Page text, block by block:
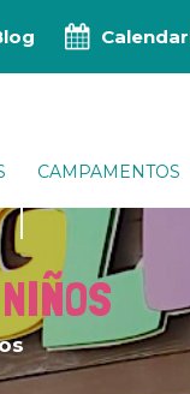
CAMPAMENTOS